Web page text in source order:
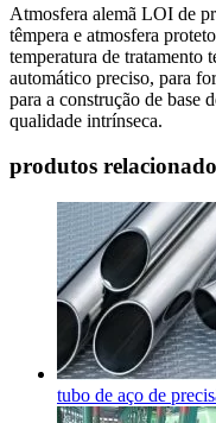
Atmosfera alemã LOI de
têmpera e atmosfera
temperatura de tratamento
automático preciso, para
para a construção de base
qualidade intrínseca.
produtos
tubo de aço de